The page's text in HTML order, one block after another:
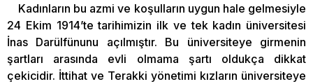
Kadınların bu azmi ve koşulların uygun hale gelmesiyle
24 Ekim 1914’te tarihimizin ilk ve tek kadın üniversitesi
İnas Darülfünunu açılmıştır. Bu üniversiteye girmenin
şartları arasında evli olmama şartı oldukça dikkat
çekicidir. İttihat ve Terakki yönetimi kızların üniversiteye